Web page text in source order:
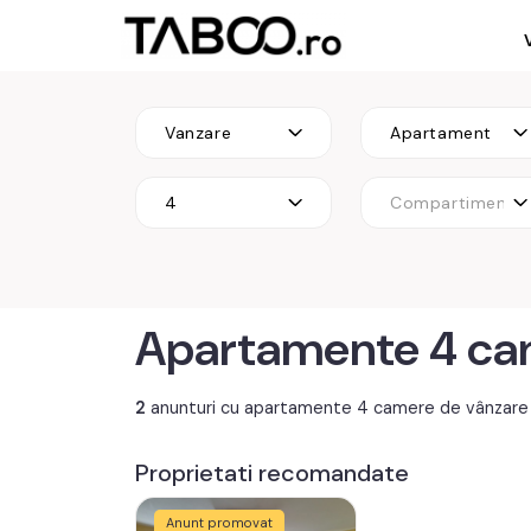
Vanzare Apartament
4 Compartimentare
Apartamente 4
2 anunturi cu apartamente 4 camere de vânzare
Proprietati recomandate
Anunt promovat